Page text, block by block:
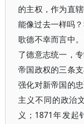
的主权，作为直
能像过去一样吗
歌德不幸而言中
了德意志统一，
帝国政权的三条
强化对新帝国的
主义不同的政治
义；1871年发起